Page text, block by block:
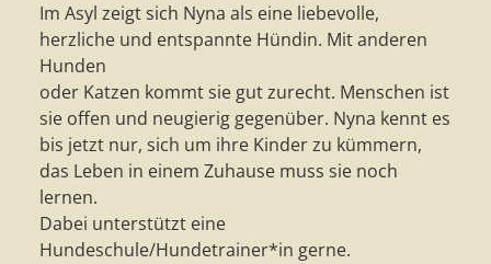
Im Asyl zeigt sich Nyna als eine liebevolle,
herzliche und entspannte Hündin. Mit anderen
Hunden
oder Katzen kommt sie gut zurecht. Menschen ist
sie offen und neugierig gegenüber. Nyna kennt es
bis jetzt nur, sich um ihre Kinder zu kümmern,
das Leben in einem Zuhause muss sie noch
lernen.
Dabei unterstützt eine
Hundeschule/Hundetrainer*in gerne.